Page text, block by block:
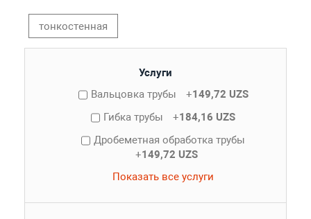
тонкостенная
Услуги
Вальцовка трубы
+149,72 UZS
Гибка трубы
+184,16 UZS
Дробеметная обработка трубы
+149,72 UZS
Показать все услуги